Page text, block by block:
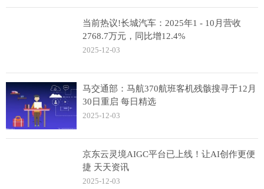
当前热议!长城汽车：2025年1 - 10月营收
2768.7万元，同比增12.4%
2025-12-03
马交通部：马航370航班客机残骸搜寻于12月
30日重启 每日精选
2025-12-03
京东云灵境AIGC平台已上线！让AI创作更便
捷 天天资讯
2025-12-03